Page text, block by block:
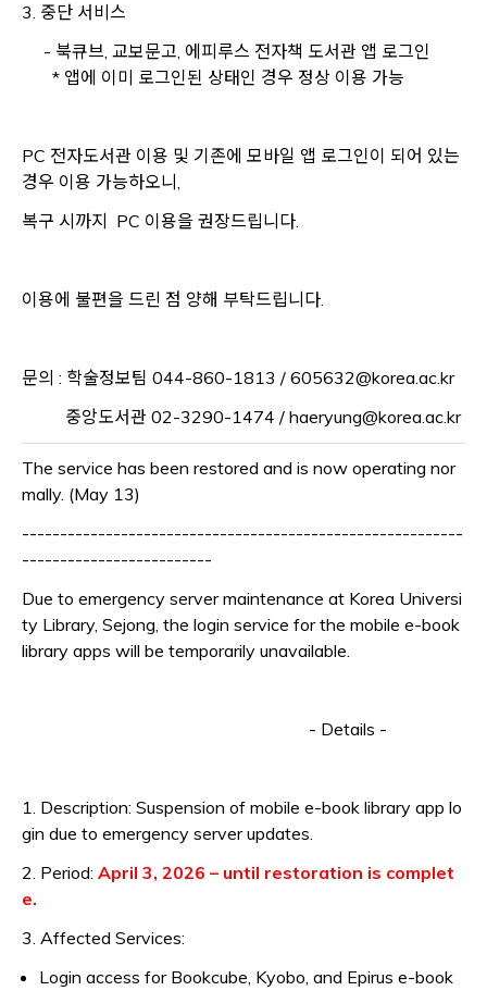
3. 중단 서비스
- 북큐브, 교보문고, 에피루스 전자책 도서관 앱 로그인
* 앱에 이미 로그인된 상태인 경우 정상 이용 가능
PC 전자도서관 이용 및 기존에 모바일 앱 로그인이 되어 있는
경우 이용 가능하오니,
복구 시까지 PC 이용을 권장드립니다.
이용에 불편을 드린 점 양해 부탁드립니다.
문의 : 학술정보팀 044-860-1813 / 605632@korea.ac.kr
중앙도서관 02-3290-1474 / haeryung@korea.ac.kr
The service has been restored and is now operating nor
mally. (May 13)
----------------------------------------------------------
-------------------------
Due to emergency server maintenance at Korea Universi
ty Library, Sejong, the login service for the mobile e-book
library apps will be temporarily unavailable.
- Details -
1. Description: Suspension of mobile e-book library app lo
gin due to emergency server updates.
2. Period: April 3, 2026 – until restoration is complet
e.
3. Affected Services:
Login access for Bookcube, Kyobo, and Epirus e-book